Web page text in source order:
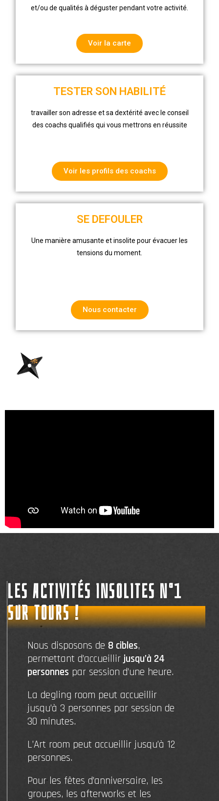
et/ou de qualités à déguster pendant votre activité.
Voir la carte
TESTER SON HABILITÉ
travailler son adresse et sa dextérité avec le conseil
des coachs qualifiés qui vous mettrons en réussite
Voir les profils des coachs
SE DEFOULER
Une manière amusante et insolite pour évacuer les
tensions du moment.
Nous contacter
LES ACTIVITÉS INSOLITES N°1
SUR TOURS !
Nous disposons de 8 cibles,
permettant d’accueillir jusqu’à 24
personnes par session d’une heure.
La degling room peut accueillir
jusqu’à 3 personnes par session de
30 minutes.
L’Art room peut accueillir jusqu’à 12
personnes.
Pour les fêtes d’anniversaire, les
groupes, les afterworks et les